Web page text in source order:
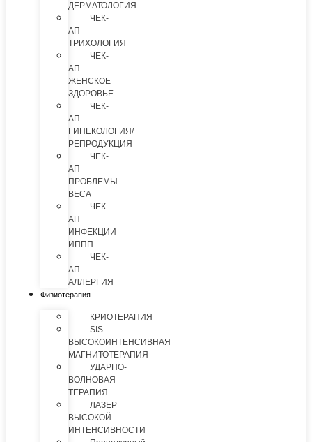
ДЕРМАТОЛОГИЯ
ЧЕК-
АП
ТРИХОЛОГИЯ
ЧЕК-
АП
ЖЕНСКОЕ
ЗДОРОВЬЕ
ЧЕК-
АП
ГИНЕКОЛОГИЯ/
РЕПРОДУКЦИЯ
ЧЕК-
АП
ПРОБЛЕМЫ
ВЕСА
ЧЕК-
АП
ИНФЕКЦИИ
ИППП
ЧЕК-
АП
АЛЛЕРГИЯ
Физиотерапия
КРИОТЕРАПИЯ
SIS
ВЫСОКОИНТЕНСИВНАЯ
МАГНИТОТЕРАПИЯ
УДАРНО-
ВОЛНОВАЯ
ТЕРАПИЯ
ЛАЗЕР
ВЫСОКОЙ
ИНТЕНСИВНОСТИ